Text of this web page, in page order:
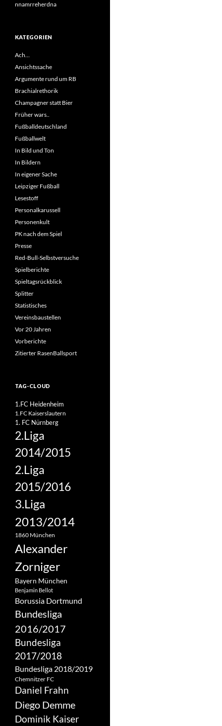
nnamrreherdna
KATEGORIEN
Ach…
Ansichtssache
Argumente rund um RB
Brachialrethorik
Champagner statt Bier
Früher wars..
Fußballdeutschland
Fußballwelt
In Bild und Ton
In Bildern
In eigener Sache
Leipziger Fußball
Lesestoff
Personalkarussell
Personenkult
PK nach dem Spiel
Presse
Red-Bull-Selbstversuche
Spielberichte
Spieltagsrückblick
Splitter
Statistisches
Vereinsbaustellen
Vor 20 Jahren
Vorberichte
Zitierter RasenBallsport
TAG-CLOUD
1.FC Heidenheim
1.FC Kaiserslautern
1. FC Nürnberg
2.Liga
2014/2015
2.Liga
2015/2016
3.Liga
2013/2014
1860 München
Alexander
Zorniger
Bayern München
Benjamin Bellot
Borussia Dortmund
Bundesliga
2016/2017
Bundesliga
2017/2018
Bundesliga 2018/2019
Chemnitzer FC
Daniel Frahn
Diego Demme
Dominik Kaiser